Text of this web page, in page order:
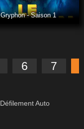
Gryphon - Saison 1
6 7
Défilement Auto